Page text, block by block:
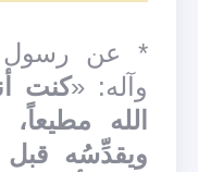
* عن رسول
وآله: «كنت
الله
ويقدِّسُه قبل